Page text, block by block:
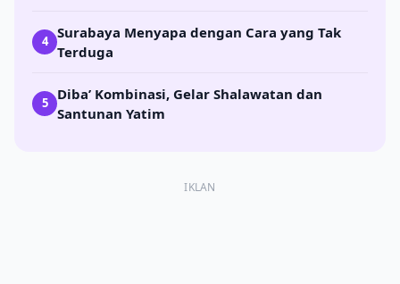
4
Surabaya Menyapa dengan Cara yang Tak
Terduga
5
Diba’ Kombinasi, Gelar Shalawatan dan
Santunan Yatim
IKLAN